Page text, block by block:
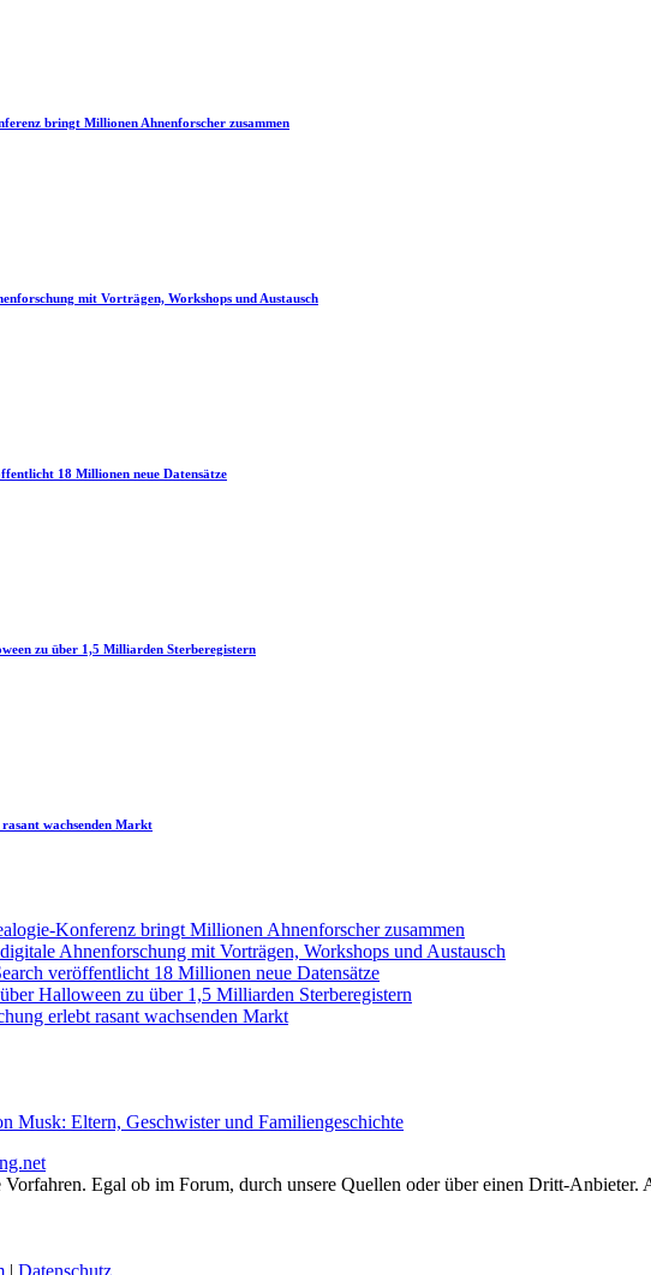
bringt Millionen Ahnenforscher zusammen
mit Vorträgen, Workshops und Austausch
18 Millionen neue Datensätze
zu über 1,5 Milliarden Sterberegistern
wachsenden Markt
Konferenz bringt Millionen Ahnenforscher zusammen
Ahnenforschung mit Vorträgen, Workshops und Austausch
veröffentlicht 18 Millionen neue Datensätze
Halloween zu über 1,5 Milliarden Sterberegistern
erlebt rasant wachsenden Markt
Musk: Eltern, Geschwister und Familiengeschichte
Egal ob im Forum, durch unsere Quellen oder über einen Dritt-
| Datenschutz